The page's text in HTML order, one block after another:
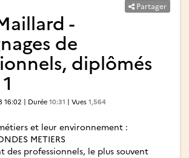
Partager
-
de
diplômés
16:02 | Durée 10:31 | Vues 1,564
et leur environnement :
METIERS
des professionnels, le plus souvent